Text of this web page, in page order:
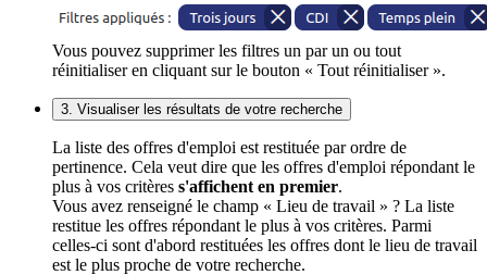
Vous pouvez supprimer les filtres un par un ou tout
réinitialiser en cliquant sur le bouton « Tout réinitialiser ».
3. Visualiser les résultats de votre recherche
La liste des offres d'emploi est restituée par ordre de
pertinence. Cela veut dire que les offres d'emploi répondant le
plus à vos critères s'affichent en premier.
Vous avez renseigné le champ « Lieu de travail » ? La liste
restitue les offres répondant le plus à vos critères. Parmi
celles-ci sont d'abord restituées les offres dont le lieu de travail
est le plus proche de votre recherche.